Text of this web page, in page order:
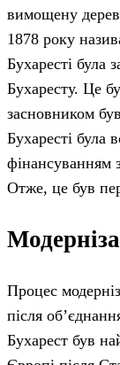
вимощену
1878 року
Бухаресті була
Бухаресту. Це
засновником
Бухаресті була
фінансуванням
Отже, це був
Процес
після
Бухарест був